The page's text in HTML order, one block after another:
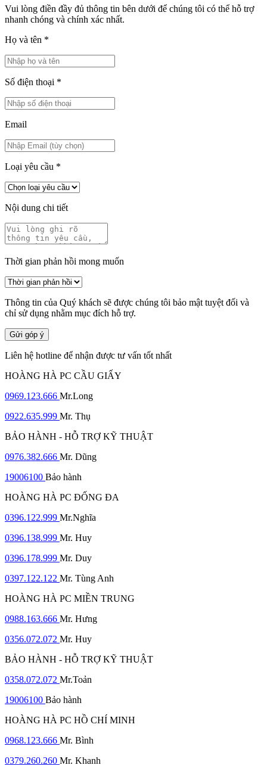
Vui lòng điền đầy đủ thông tin bên dưới để chúng tôi có thể hỗ trợ
nhanh chóng và chính xác nhất.
Họ và tên *
Số điện thoại *
Email
Loại yêu cầu *
Nội dung chi tiết
Thời gian phản hồi mong muốn
Thông tin của Quý khách sẽ được chúng tôi bảo mật tuyệt đối và
chỉ sử dụng nhằm mục đích hỗ trợ.
Gửi góp ý
Liên hệ hotline để nhận được tư vấn tốt nhất
HOÀNG HÀ PC CẦU GIẤY
0969.123.666 Mr.Long
0922.635.999 Mr. Thụ
BẢO HÀNH - HỖ TRỢ KỸ THUẬT
0976.382.666 Mr. Dũng
19006100 Bảo hành
HOÀNG HÀ PC ĐỐNG ĐA
0396.122.999 Mr.Nghĩa
0396.138.999 Mr. Huy
0396.178.999 Mr. Duy
0397.122.122 Mr. Tùng Anh
HOÀNG HÀ PC MIỀN TRUNG
0988.163.666 Mr. Hưng
0356.072.072 Mr. Huy
BẢO HÀNH - HỖ TRỢ KỸ THUẬT
0358.072.072 Mr.Toản
19006100 Bảo hành
HOÀNG HÀ PC HỒ CHÍ MINH
0968.123.666 Mr. Bình
0379.260.260 Mr. Khanh